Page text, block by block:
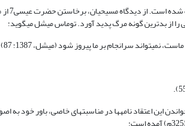
را از بدترین گونه مرگ پدید آورد. توماس میشل می‏گوید:
سرانجام بر ما پیروز شود (میشل، 1387: 87).
این اعتقاد نامه‏ها در مناسبت‏های خاصی، باور خود به